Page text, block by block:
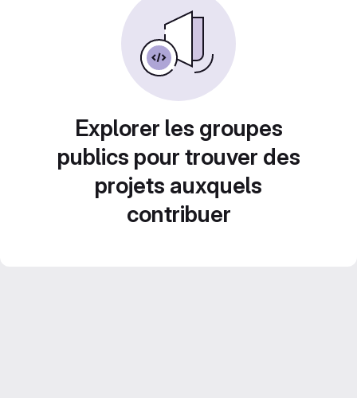
Explorer les groupes
publics pour trouver des
projets auxquels
contribuer